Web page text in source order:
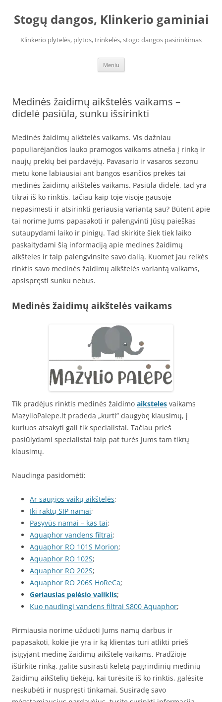
turinio
Stogų dangos, Klinkerio gaminiai
Klinkerio plytelės, plytos, trinkelės, stogo dangos pasirinkimas
Meniu
Medinės žaidimų aikštelės vaikams –
didelė pasiūla, sunku išsirinkti
Medinės žaidimų aikštelės vaikams. Vis dažniau
populiarėjančios lauko pramogos vaikams atneša į rinką ir
naujų prekių bei pardavėjų. Pavasario ir vasaros sezonu
metu kone labiausiai ant bangos esančios prekės tai
medinės žaidimų aikštelės vaikams. Pasiūla didelė, tad yra
tikrai iš ko rinktis, tačiau kaip toje visoje gausoje
nepasimesti ir atsirinkti geriausią variantą sau? Būtent apie
tai norime Jums papasakoti ir palengvinti Jūsų paieškas
sutaupydami laiko ir pinigų. Tad skirkite šiek tiek laiko
paskaitydami šią informaciją apie medines žaidimų
aikšteles ir taip palengvinsite savo dalią. Kuomet jau reikės
rinktis savo medinės žaidimų aikštelės variantą vaikams,
apsispręsti sunku nebus.
Medinės žaidimų aikštelės vaikams
Tik pradėjus rinktis medinės žaidimo aiksteles vaikams
MazylioPalepe.lt pradeda „kurti” daugybę klausimų, į
kuriuos atsakyti gali tik specialistai. Tačiau prieš
pasiūlydami specialistai taip pat turės Jums tam tikrų
klausimų.
Naudinga pasidomėti:
Ar saugios vaikų aikštelės;
Iki raktų SIP namai;
Pasyvūs namai – kas tai;
Aquaphor vandens filtrai;
Aquaphor RO 101S Morion;
Aquaphor RO 102S;
Aquaphor RO 202S;
Aquaphor RO 206S HoReCa;
Geriausias pelėsio valiklis;
Kuo naudingi vandens filtrai S800 Aquaphor;
Pirmiausia norime užduoti Jums namų darbus ir
papasakoti, kokie jie yra ir ką klientas turi atlikti prieš
įsigyjant medinę žaidimų aikštelę vaikams. Pradžioje
ištirkite rinką, galite susirasti keletą pagrindinių medinių
žaidimų aikštelių tiekėjų, kai turėsite iš ko rinktis, galėsite
neskubėti ir nuspręsti tinkamai. Susiradę savo